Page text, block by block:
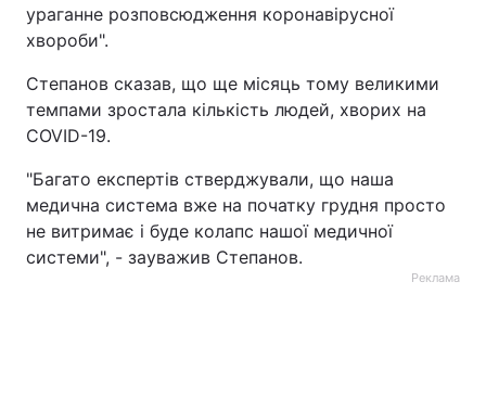
ураганне розповсюдження коронавірусної
хвороби".
Степанов сказав, що ще місяць тому великими
темпами зростала кількість людей, хворих на
COVID-19.
"Багато експертів стверджували, що наша
медична система вже на початку грудня просто
не витримає і буде колапс нашої медичної
системи", - зауважив Степанов.
Реклама